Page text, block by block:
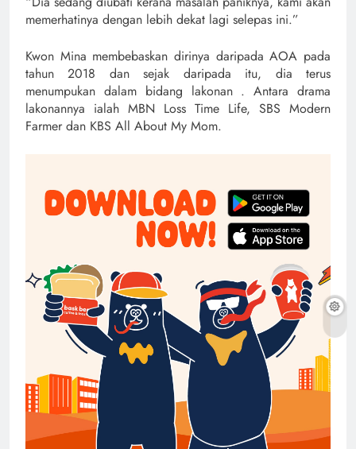
memerhatinya dengan lebih dekat lagi selepas ini.”
Kwon Mina membebaskan dirinya daripada AOA pada
tahun 2018 dan sejak daripada itu, dia terus
menumpukan dalam bidang lakonan . Antara drama
lakonannya ialah MBN Loss Time Life, SBS Modern
Farmer dan KBS All About My Mom.